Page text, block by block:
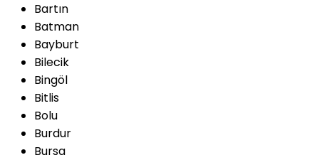
Bartın
Batman
Bayburt
Bilecik
Bingöl
Bitlis
Bolu
Burdur
Bursa